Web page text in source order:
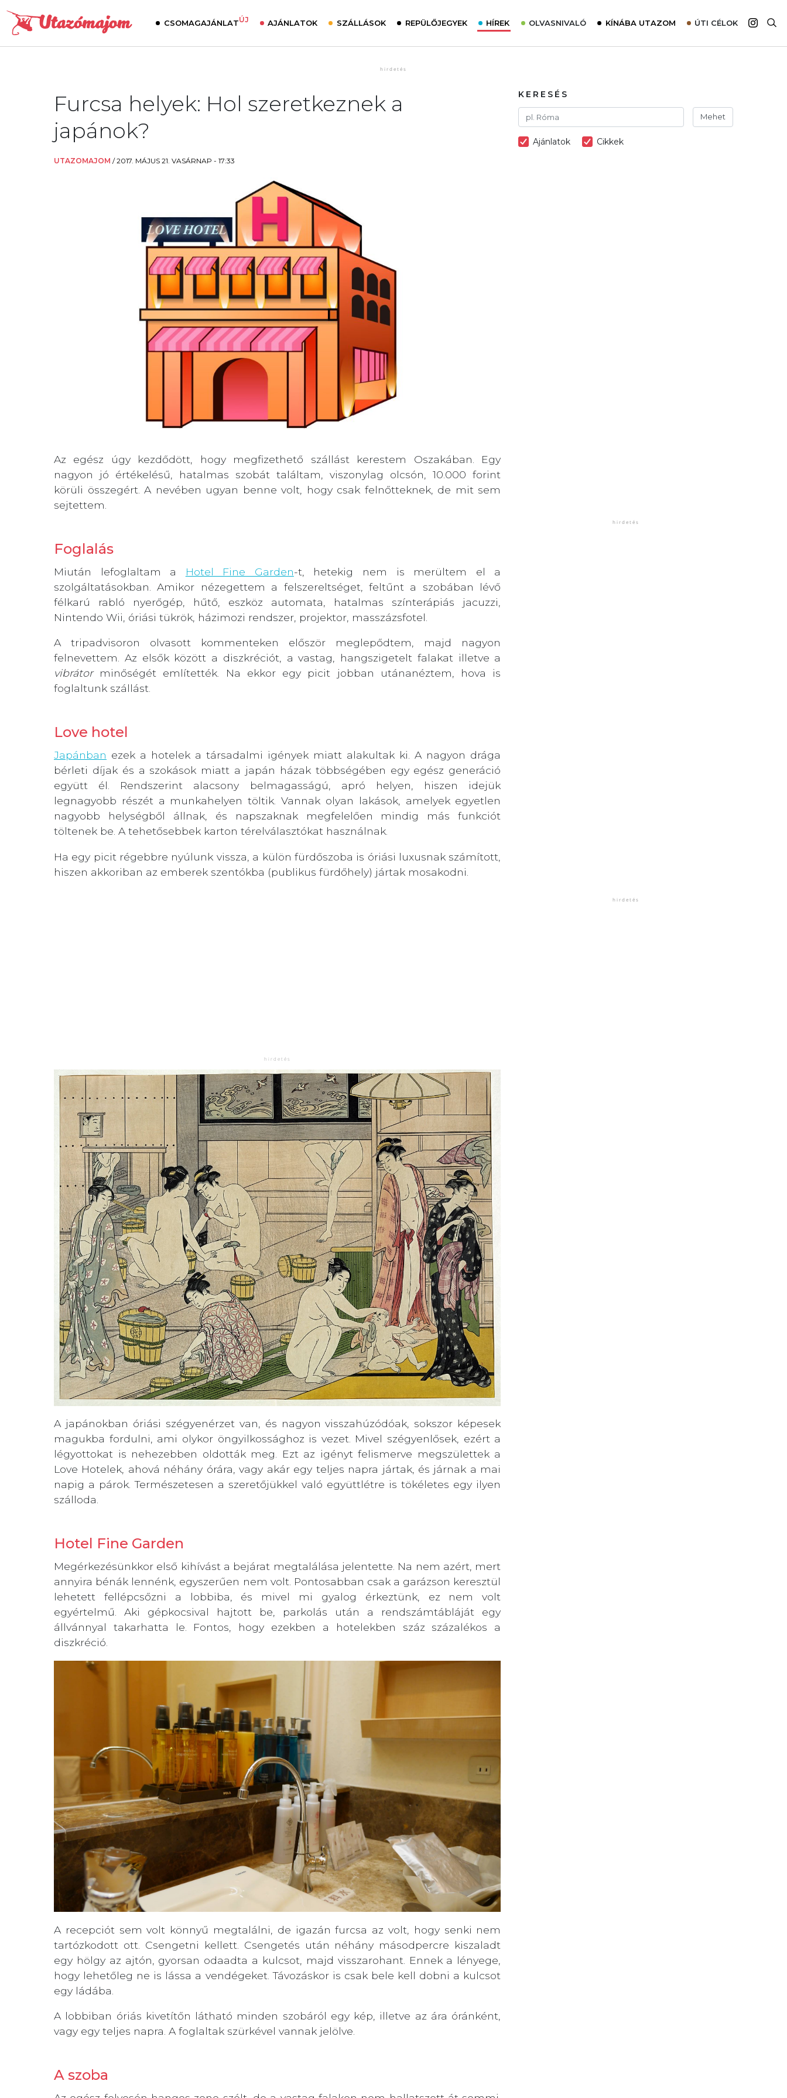
CSOMAGAJÁNLATÚJ AJÁNLATOK SZÁLLÁSOK REPÜLŐJEGYEK HÍREK OLVASNIVALÓ
Interjú
Élménybeszámolók
KÍNÁBA UTAZOM ÚTI CÉLOK
Ausztrália
Furcsa helyek: Hol szeretkeznek a
japánok?
UTAZOMAJOM /2017. MÁJUS 21. VASÁRNAP - 17:33
Az egész úgy kezdődött, hogy megfizethető szállást kerestem Oszakában. Egy
nagyon jó értékelésű, hatalmas szobát találtam, viszonylag olcsón, 10.000 forint
körüli összegért. A nevében ugyan benne volt, hogy csak felnőtteknek, de mit sem
sejtettem.
Foglalás
Miután lefoglaltam a Hotel Fine Garden-t, hetekig nem is merültem el a
szolgáltatásokban. Amikor nézegettem a felszereltséget, feltűnt a szobában lévő
félkarú rabló nyerőgép, hűtő, eszköz automata, hatalmas színterápiás jacuzzi,
Nintendo Wii, óriási tükrök, házimozi rendszer, projektor, masszázsfotel.
A tripadvisoron olvasott kommenteken először meglepődtem, majd nagyon
felnevettem. Az elsők között a diszkréciót, a vastag, hangszigetelt falakat illetve a
vibrátorminőségét említették. Na ekkor egy picit jobban utánanéztem, hova is
foglaltunk szállást.
Love hotel
Japánban ezek a hotelek a társadalmi igények miatt alakultak ki. A nagyon drága
bérleti díjak és a szokások miatt a japán házak többségében egy egész generáció
együtt él. Rendszerint alacsony belmagasságú, apró helyen, hiszen idejük
legnagyobb részét a munkahelyen töltik. Vannak olyan lakások, amelyek egyetlen
nagyobb helységből állnak, és napszaknak megfelelően mindig más funkciót
töltenek be. A tehetősebbek karton térelválasztókat használnak.
Ha egy picit régebbre nyúlunk vissza, a külön fürdőszoba is óriási luxusnak számított,
hiszen akkoriban az emberek szentókba (publikus fürdőhely) jártak mosakodni.
A japánokban óriási szégyenérzet van, és nagyon visszahúzódóak, sokszor képesek
magukba fordulni, ami olykor öngyilkossághoz is vezet. Mivel szégyenlősek, ezért a
légyottokat is nehezebben oldották meg. Ezt az igényt felismerve megszülettek a
Love Hotelek, ahová néhány órára, vagy akár egy teljes napra jártak, és járnak a mai
napig a párok. Természetesen a szeretőjükkel való együttlétre is tökéletes egy ilyen
szálloda.
Hotel Fine Garden
Megérkezésünkkor első kihívást a bejárat megtalálása jelentette. Na nem azért, mert
annyira bénák lennénk, egyszerűen nem volt. Pontosabban csak a garázson keresztül
lehetett fellépcsőzni a lobbiba, és mivel mi gyalog érkeztünk, ez nem volt
egyértelmű. Aki gépkocsival hajtott be, parkolás után a rendszámtábláját egy
állvánnyal takarhatta le. Fontos, hogy ezekben a hotelekben száz százalékos a
diszkréció.
A recepciót sem volt könnyű megtalálni, de igazán furcsa az volt, hogy senki nem
tartózkodott ott. Csengetni kellett. Csengetés után néhány másodpercre kiszaladt
egy hölgy az ajtón, gyorsan odaadta a kulcsot, majd visszarohant. Ennek a lényege,
hogy lehetőleg ne is lássa a vendégeket. Távozáskor is csak bele kell dobni a kulcsot
egy ládába.
A lobbiban óriás kivetítőn látható minden szobáról egy kép, illetve az ára óránként,
vagy egy teljes napra. A foglaltak szürkével vannak jelölve.
A szoba
KERESÉS
Mehet
Ajánlatok Cikkek